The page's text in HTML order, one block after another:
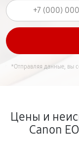
*Отправляя данные, вы
Цены и
Canon